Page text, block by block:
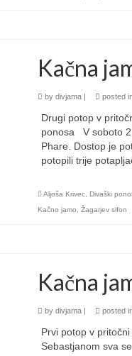
Kačna
by divjama| posted
Drugi potop v
ponosa V soboto
Phare. Dostop je
potopili trije
Aljoša Krivec, Divaški
Kačno jamo
Žagarjev sifon
Kačna
by divjama| posted
Prvi potop v
Sebastjanom sva